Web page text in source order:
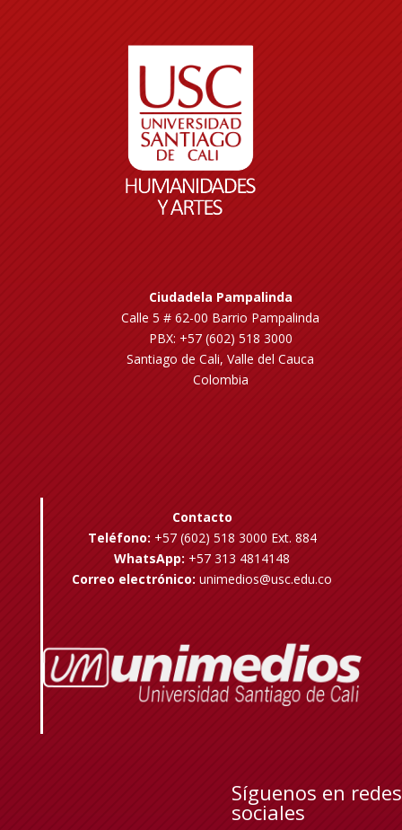
Ciudadela Pampalinda
Calle 5 # 62-00 Barrio Pampalinda
PBX: +57 (602) 518 3000
Santiago de Cali, Valle del Cauca
Colombia
Contacto
Teléfono: +57 (602) 518 3000 Ext. 884
WhatsApp: +57 313 4814148
Correo electrónico: unimedios@usc.edu.co
Síguenos en redes
sociales